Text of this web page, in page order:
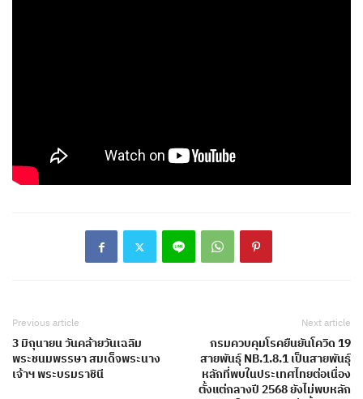
Previous article
3 มิถุนายน วันคล้ายวันเฉลิม
พระชนมพรรษา สมเด็จพระนาง
เจ้าฯ พระบรมราชินี
Next article
กรมควบคุมโรคยืนยันโควิด 19
สายพันธุ์ NB.1.8.1 เป็นสายพันธุ์
หลักที่พบในประเทศไทยต่อเนื่อง
ตั้งแต่กลางปี 2568 ยังไม่พบหลัก